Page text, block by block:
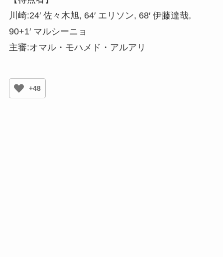
川崎:24′ 佐々木旭, 64′ エリソン, 68′ 伊藤達哉,
90+1′ マルシーニョ
主審:オマル・モハメド・アルアリ
+48